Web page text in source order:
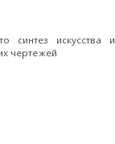
синтез искусства и
чертежей